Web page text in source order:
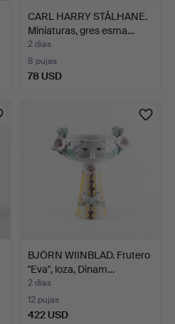
CARL HARRY STÅLHANE.
Miniaturas, gres esma…
2 días
8 pujas
78 USD
BJÖRN WIINBLAD. Frutero
"Eva", loza, Dinam…
2 días
12 pujas
422 USD